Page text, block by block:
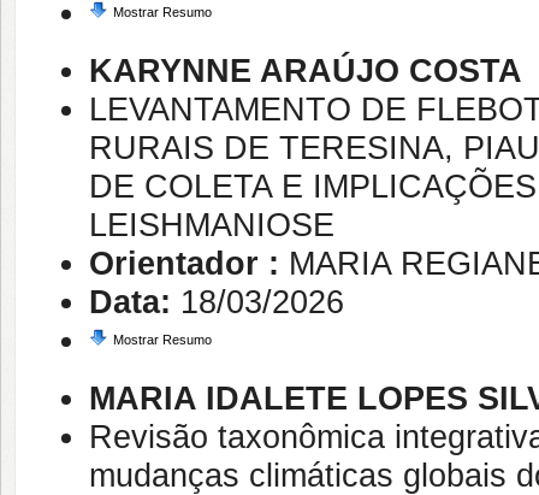
Mostrar Resumo
KARYNNE ARAÚJO COSTA
LEVANTAMENTO DE
RURAIS DE TERESINA,
DE COLETA E
LEISHMANIOSE
Orientador : MARIA
Data: 18/03/2026
Mostrar Resumo
MARIA IDALETE LOPES
Revisão taxonômica
mudanças climáticas globais